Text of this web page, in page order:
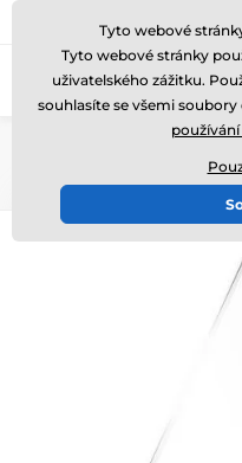
Zavolejte nám (Po-Pá 8-17)
Tyto webové
Tyto webové stránky
uživatelského zážitku.
souhlasíte se všemi